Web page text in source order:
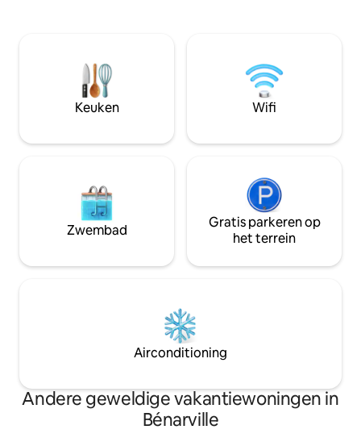
met een houtkachel en een
uitnodigende keuken, perfect om
samen tijd door te brengen. Ideaal om
Étretat, Honfleur, Fécamp, Veules-les-
september), een
tafelvoetbal,
speeltuin
schommels).
Keuken Wifi
Zwembad
Gratis parkeren op
het terrein
Airconditioning
Andere geweldige vakantiewoningen in
Bénarville